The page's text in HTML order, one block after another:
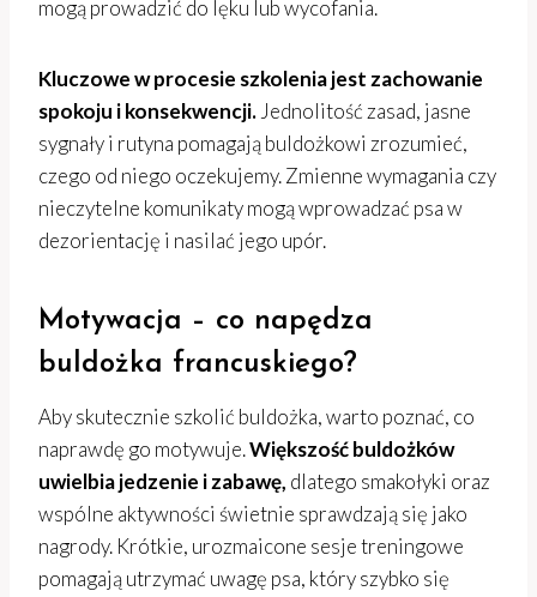
mogą prowadzić do lęku lub wycofania.
Kluczowe w procesie szkolenia jest zachowanie
spokoju i konsekwencji. Jednolitość zasad, jasne
sygnały i rutyna pomagają buldożkowi zrozumieć,
czego od niego oczekujemy. Zmienne wymagania czy
nieczytelne komunikaty mogą wprowadzać psa w
dezorientację i nasilać jego upór.
Motywacja – co napędza
buldożka francuskiego?
Aby skutecznie szkolić buldożka, warto poznać, co
naprawdę go motywuje.Większość buldożków
uwielbia jedzenie i zabawę, dlatego smakołyki oraz
wspólne aktywności świetnie sprawdzają się jako
nagrody. Krótkie, urozmaicone sesje treningowe
pomagają utrzymać uwagę psa, który szybko się